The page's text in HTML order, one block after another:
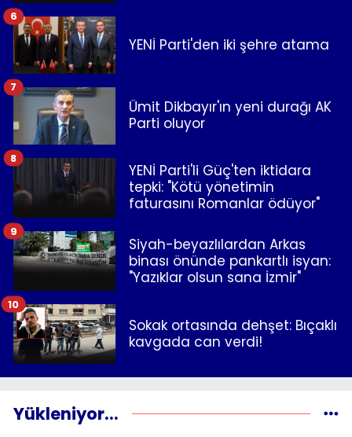
YENİ Parti'den iki şehre atama
6
Ümit Dikbayır'ın yeni durağı AK
Parti oluyor
7
YENİ Parti'li Güç'ten iktidara
tepki: "Kötü yönetimin
faturasını Romanlar ödüyor"
8
Siyah-beyazlılardan Arkas
binası önünde pankartlı isyan:
"Yazıklar olsun sana İzmir"
9
Sokak ortasında dehşet: Bıçaklı
kavgada can verdi!
10
Yükleniyor...